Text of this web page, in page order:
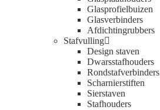
Glasprofielbuizen
Glasverbinders
Afdichtingrubbers
Stafvulling
Design staven
Dwarsstafhouders
Rondstafverbinders
Scharnierstiften
Sierstaven
Stafhouders